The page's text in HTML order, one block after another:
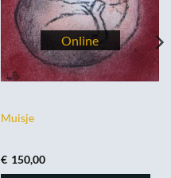
Muisje
€ 150,00